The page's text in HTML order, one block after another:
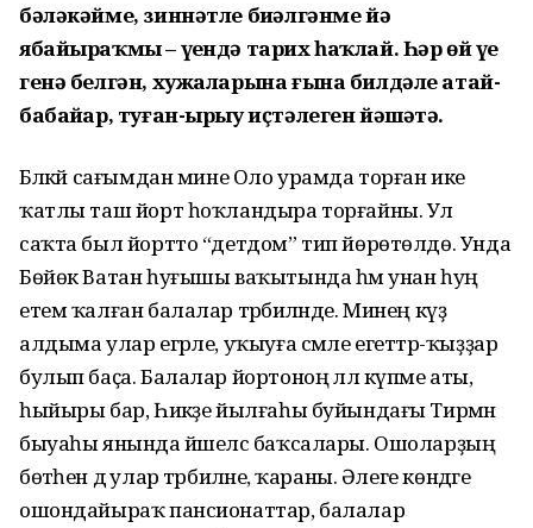
бәләкәйме, зиннәтле биҙәлгәнме йә
ябайыраҡмы – үҙендә тарих һаҡлай. Һәр өй үҙе
генә белгән, хужаларына ғына билдәле атай-
бабайҙар, туған-ырыу иҫтәлеген йәшәтә.
Бәләкәй сағымдан мине Оло урамда торған ике
ҡатлы таш йорт һоҡландыра торғайны. Ул
саҡта был йортто “детдом” тип йөрөтөлдө. Унда
Бөйөк Ватан һуғышы ваҡытында һәм унан һуң
етем ҡалған балалар тәрбиәләнде. Минең күҙ
алдыма улар егәрле, уҡыуға сәмле егеттәр-ҡыҙҙар
булып баҫа. Балалар йортоноң әллә күпме аты,
һыйыры бар, Һикәҙе йылғаһы буйындағы Тирмән
быуаһы янында йәшелсә баҡсалары. Ошоларҙың
бөтәһен дә улар тәрбиәләне, ҡараны. Әлеге көндәге
ошондайыраҡ пансионаттар, балалар